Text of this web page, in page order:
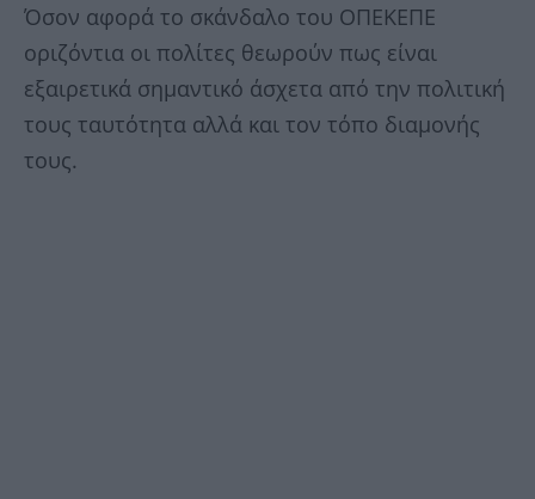
Όσον αφορά το σκάνδαλο του ΟΠΕΚΕΠΕ
οριζόντια οι πολίτες θεωρούν πως είναι
εξαιρετικά σημαντικό άσχετα από την πολιτική
τους ταυτότητα αλλά και τον τόπο διαμονής
τους.